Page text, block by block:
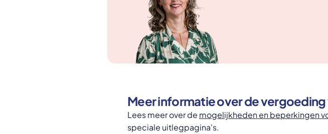
Meer informatie over de vergoeding
Lees meer over de mogelijkheden en beperkingen
speciale uitlegpagina's.